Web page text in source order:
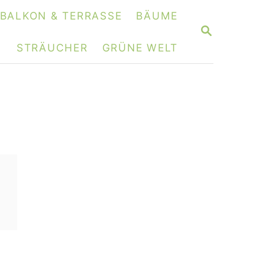
BALKON & TERRASSE BÄUME
STRÄUCHER GRÜNE WELT